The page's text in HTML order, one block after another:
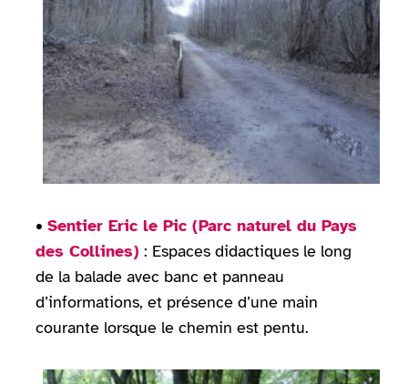
• Sentier Eric le Pic (Parc naturel du Pays
des Collines) : Espaces didactiques le long
de la balade avec banc et panneau
d’informations, et présence d’une main
courante lorsque le chemin est pentu.